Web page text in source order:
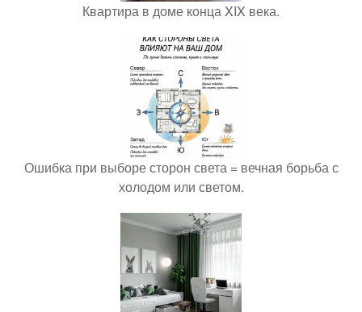
Квартира в доме конца XIX века.
Ошибка при выборе сторон света = вечная борьба с
холодом или светом.